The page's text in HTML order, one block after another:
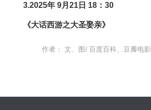
3.2025年 9月21日 18：30
《大话西游之大圣娶亲》
作者： 文、图/ 百度百科、豆瓣电影